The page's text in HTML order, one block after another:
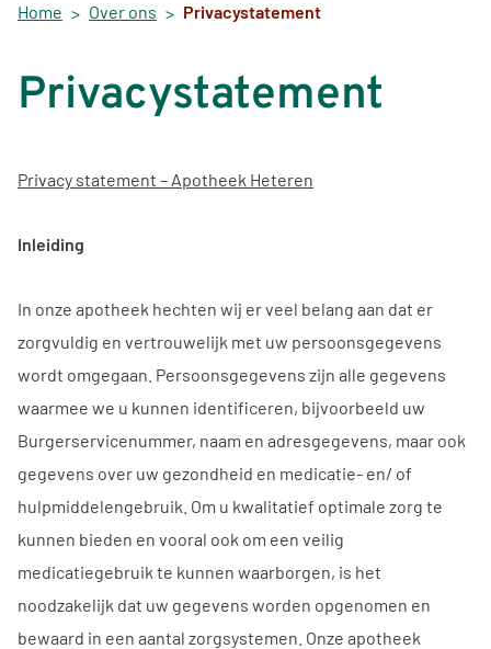
Home Over ons Privacystatement
Privacystatement
Privacy statement – Apotheek Heteren
Inleiding
In onze apotheek hechten wij er veel belang aan dat er
zorgvuldig en vertrouwelijk met uw persoonsgegevens
wordt omgegaan. Persoonsgegevens zijn alle gegevens
waarmee we u kunnen identificeren, bijvoorbeeld uw
Burgerservicenummer, naam en adresgegevens, maar ook
gegevens over uw gezondheid en medicatie- en/ of
hulpmiddelengebruik. Om u kwalitatief optimale zorg te
kunnen bieden en vooral ook om een veilig
medicatiegebruik te kunnen waarborgen, is het
noodzakelijk dat uw gegevens worden opgenomen en
bewaard in een aantal zorgsystemen. Onze apotheek